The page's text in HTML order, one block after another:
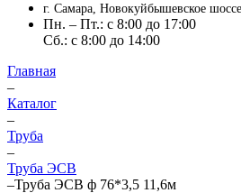
г. Самара, Новокуйбышевское
Пн. – Пт.: с 8:00 до 17:00
Cб.: с 8:00 до 14:00
Главная
–
Каталог
–
Труба
–
Труба ЭСВ
–Труба ЭСВ ф 76*3,5 11,6м